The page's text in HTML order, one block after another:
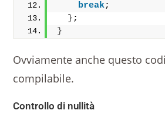
break;
} ;
}
Ovviamente anche questo
compilabile.
Controllo di nullità